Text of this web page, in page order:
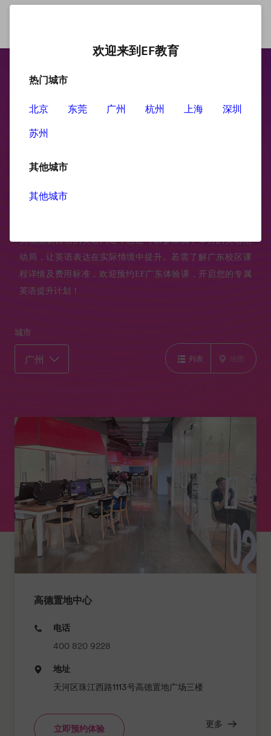
广州英语培训
广东英语培训课程致力于满足不同学习者的个性化需求，提
表达技巧的全方位内容覆盖。无论您是高校学生、在职人士
还是企业管理层，EF广东成人英语均可为您量身定制学习路
实现流畅自信的英语沟通，您还可以参加线下举办的英语活
动局，让英语表达在实际情境中提升。若需了解广东校区课
程详情及费用标准，欢迎预约EF广东体验课，开启您的专属
英语提升计划！
城市
列表 地图
高德置地中心
电话
400 820 9228
地址
天河区珠江西路1113号高德置地广场三楼
立即预约体验 更多
欢迎来到EF教育
热门城市
北京 东莞 广州 杭州 上海
深圳
苏州
其他城市
其他城市